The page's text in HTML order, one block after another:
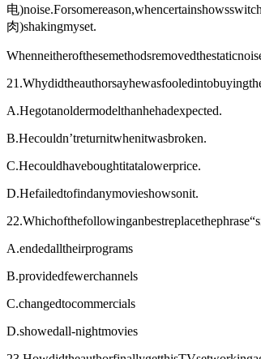
电
肉)shakingmyset.
A.Hegotanoldermodelthanhehadexpected.
B.Hecouldn’treturnitwhenitwasbroken.
C.Hecouldhaveboughtitatalowerprice.
D.Hefailedtofindanymovieshowsonit.
A.endedalltheirprograms
B.providedfewerchannels
C.changedtocommercials
D.showedall-nightmovies